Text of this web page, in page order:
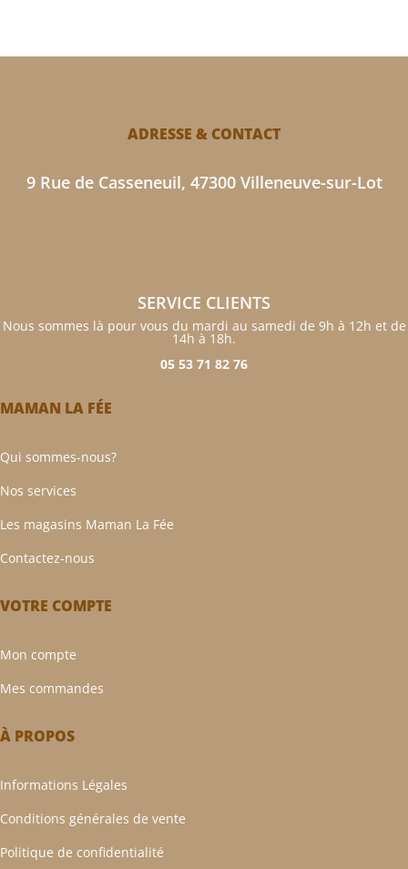
ADRESSE & CONTACT
9 Rue de Casseneuil, 47300 Villeneuve-sur-Lot
SERVICE CLIENTS
Nous sommes là pour vous du mardi au samedi de 9h à 12h et de
14h à 18h.
05 53 71 82 76
MAMAN LA FÉE
Qui sommes-nous?
Nos services
Les magasins Maman La Fée
Contactez-nous
VOTRE COMPTE
Mon compte
Mes commandes
À PROPOS
Informations Légales
Conditions générales de vente
Politique de confidentialité